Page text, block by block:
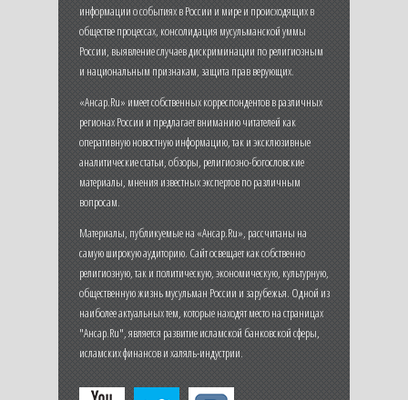
информации о событиях в России и мире и происходящих в
обществе процессах, консолидация мусульманской уммы
России, выявление случаев дискриминации по религиозным
и национальным признакам, защита прав верующих.
«Ансар.Ru» имеет собственных корреспондентов в различных
регионах России и предлагает вниманию читателей как
оперативную новостную информацию, так и эксклюзивные
аналитические статьи, обзоры, религиозно-богословские
материалы, мнения известных экспертов по различным
вопросам.
Материалы, публикуемые на «Ансар.Ru», рассчитаны на
самую широкую аудиторию. Сайт освещает как собственно
религиозную, так и политическую, экономическую, культурную,
общественную жизнь мусульман России и зарубежья. Одной из
наиболее актуальных тем, которые находят место на страницах
"Ансар.Ru", является развитие исламской банковской сферы,
исламских финансов и халяль-индустрии.